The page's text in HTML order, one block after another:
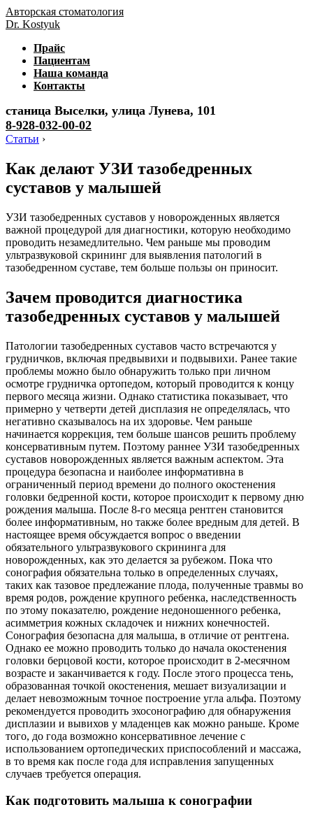
Авторская стоматология
Dr. Kostyuk
Прайс
Пациентам
Наша команда
Контакты
станица Выселки, улица Лунева, 101
8-928-032-00-02
Статьи ›
Как делают УЗИ тазобедренных
суставов у малышей
УЗИ тазобедренных суставов у новорожденных является
важной процедурой для диагностики, которую необходимо
проводить незамедлительно. Чем раньше мы проводим
ультразвуковой скрининг для выявления патологий в
тазобедренном суставе, тем больше пользы он приносит.
Зачем проводится диагностика
тазобедренных суставов у малышей
Патологии тазобедренных суставов часто встречаются у
грудничков, включая предвывихи и подвывихи. Ранее такие
проблемы можно было обнаружить только при личном
осмотре грудничка ортопедом, который проводится к концу
первого месяца жизни. Однако статистика показывает, что
примерно у четверти детей дисплазия не определялась, что
негативно сказывалось на их здоровье. Чем раньше
начинается коррекция, тем больше шансов решить проблему
консервативным путем. Поэтому раннее УЗИ тазобедренных
суставов новорожденных является важным аспектом. Эта
процедура безопасна и наиболее информативна в
ограниченный период времени до полного окостенения
головки бедренной кости, которое происходит к первому дню
рождения малыша. После 8-го месяца рентген становится
более информативным, но также более вредным для детей. В
настоящее время обсуждается вопрос о введении
обязательного ультразвукового скрининга для
новорожденных, как это делается за рубежом. Пока что
сонография обязательна только в определенных случаях,
таких как тазовое предлежание плода, полученные травмы во
время родов, рождение крупного ребенка, наследственность
по этому показателю, рождение недоношенного ребенка,
асимметрия кожных складочек и нижних конечностей.
Сонография безопасна для малыша, в отличие от рентгена.
Однако ее можно проводить только до начала окостенения
головки берцовой кости, которое происходит в 2-месячном
возрасте и заканчивается к году. После этого процесса тень,
образованная точкой окостенения, мешает визуализации и
делает невозможным точное построение угла альфа. Поэтому
рекомендуется проводить эхосонографию для обнаружения
дисплазии и вывихов у младенцев как можно раньше. Кроме
того, до года возможно консервативное лечение с
использованием ортопедических приспособлений и массажа,
в то время как после года для исправления запущенных
случаев требуется операция.
Как подготовить малыша к сонографии